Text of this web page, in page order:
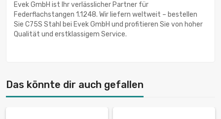
Evek GmbH ist Ihr verlässlicher Partner für
Federflachstangen 1.1248. Wir liefern weltweit – bestellen
Sie C75S Stahl bei Evek GmbH und profitieren Sie von hoher
Qualität und erstklassigem Service.
Das könnte dir auch gefallen